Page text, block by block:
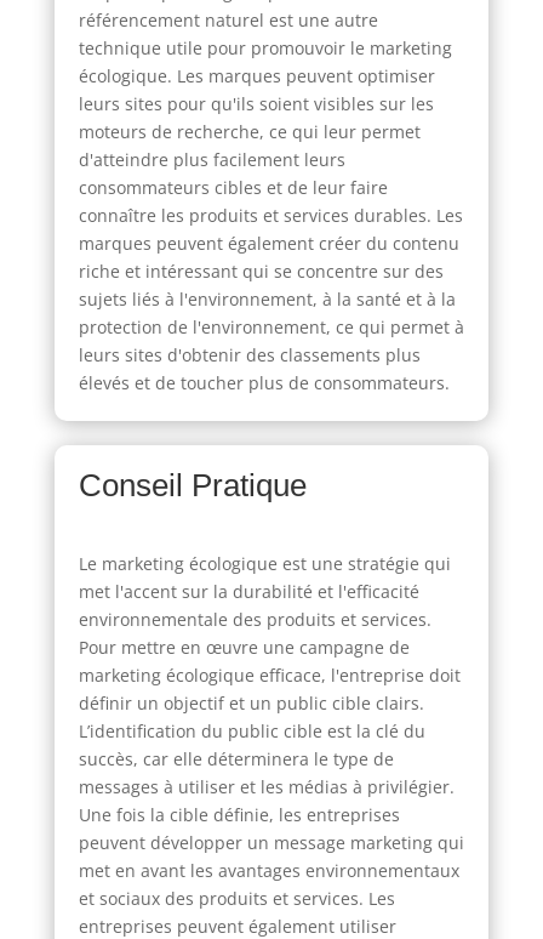
référencement naturel est une autre
technique utile pour promouvoir le marketing
écologique. Les marques peuvent optimiser
leurs sites pour qu'ils soient visibles sur les
moteurs de recherche, ce qui leur permet
d'atteindre plus facilement leurs
consommateurs cibles et de leur faire
connaître les produits et services durables. Les
marques peuvent également créer du contenu
riche et intéressant qui se concentre sur des
sujets liés à l'environnement, à la santé et à la
protection de l'environnement, ce qui permet à
leurs sites d'obtenir des classements plus
élevés et de toucher plus de consommateurs.
Conseil Pratique
Le marketing écologique est une stratégie qui
met l'accent sur la durabilité et l'efficacité
environnementale des produits et services.
Pour mettre en œuvre une campagne de
marketing écologique efficace, l'entreprise doit
définir un objectif et un public cible clairs.
L’identification du public cible est la clé du
succès, car elle déterminera le type de
messages à utiliser et les médias à privilégier.
Une fois la cible définie, les entreprises
peuvent développer un message marketing qui
met en avant les avantages environnementaux
et sociaux des produits et services. Les
entreprises peuvent également utiliser